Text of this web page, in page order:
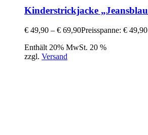
Kinderstrickjacke
€ 49,90 – € 69,90Preisspanne: €
Enthält 20% MwSt. 20 %
zzgl. Versand